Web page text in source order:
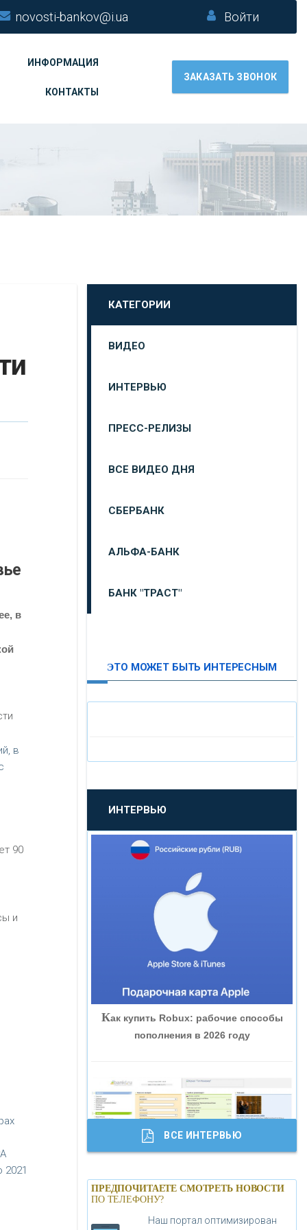
novosti-bankov@i.ua Войти
ИНФОРМАЦИЯ
КОНТАКТЫ
ЗАКАЗАТЬ ЗВОНОК
в
в
90
и
2021
КАТЕГОРИИ
ВИДЕО
ИНТЕРВЬЮ
ПРЕСС-РЕЛИЗЫ
ВСЕ ВИДЕО ДНЯ
СБЕРБАНК
АЛЬФА-БАНК
БАНК "ТРАСТ"
«ПРОМСВЯЗЬБАНК»
«НОВИКОМБАНК»
«СМП БАНК»
«ВНЕШПРОМБАНК»
«БАНК ГЛОБЭКС»
«ТРАСТ»
«ГАЗПРОМБАНК»
«МОСКОВСКИЙ КРЕДИТНЫЙ
БАНК»
ЭТО МОЖЕТ БЫТЬ ИНТЕРЕСНЫМ
ИНТЕРВЬЮ
Как купить Robux: рабочие способы
пополнения в 2026 году
Банки.ру обновил логотип впервые за
19 лет - «Лента новостей»
ВСЕ ИНТЕРВЬЮ
ПРЕДПОЧИТАЕТЕ СМОТРЕТЬ НОВОСТИ
ПО ТЕЛЕФОНУ?
Наш портал оптимизирован